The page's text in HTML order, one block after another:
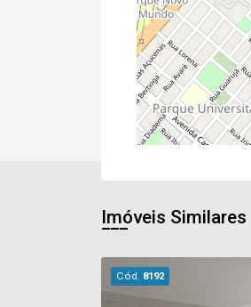
Imóveis Similares
Cód. 8192